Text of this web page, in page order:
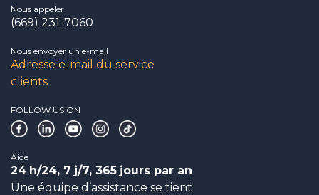
Nous appeler
(669) 231-7060
Nous envoyer un e-mail
Adresse e-mail du service
clients
FOLLOW US ON
Aide
24 h/24, 7 j/7, 365 jours par an
Une équipe d’assistance se tient